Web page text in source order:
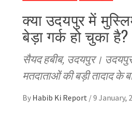
क्या उदयपुर में
बेड़ा गर्क हो चुका है?
सैयद हबीब, उदयपुर।
मतदाताओं की बड़ी तादाद के
By Habib Ki Report /9 January,